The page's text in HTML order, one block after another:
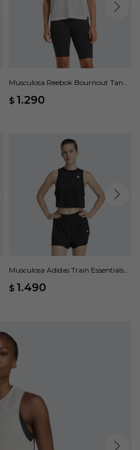
Musculosa Reebok Bournout Tank
$ 1.290
Musculosa Adidas Train Essentials
$ 1.490